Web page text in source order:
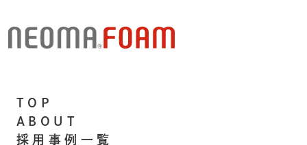
TOP
ABOUT
採用事例一覧